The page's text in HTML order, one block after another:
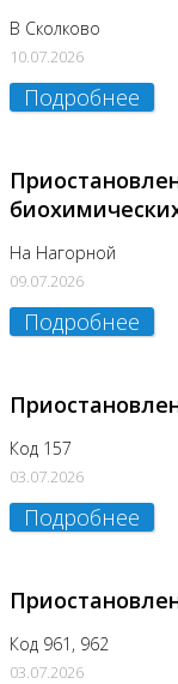
В Сколково
10.07.2026
Подробнее
На Нагорной
09.07.2026
Подробнее
Код 157
03.07.2026
Подробнее
Код 961, 962
03.07.2026